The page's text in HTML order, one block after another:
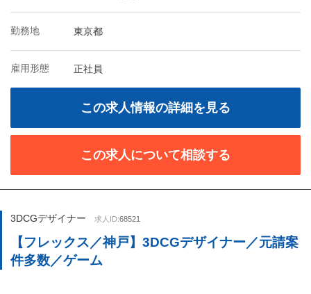
勤務地 東京都
雇用形態 正社員
この求人情報の詳細を見る
この求人について相談する
3DCGデザイナー 求人ID:68521
【フレックス／神戸】3DCGデザイナー／元請案
件多数／ゲーム